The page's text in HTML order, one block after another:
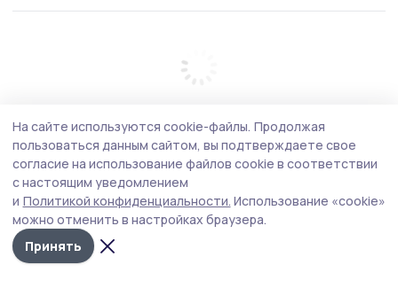
На сайте используются cookie-файлы. Продолжая
пользоваться данным сайтом, вы подтверждаете свое
согласие на использование файлов cookie в соответствии
с настоящим уведомлением
и Политикой конфиденциальности. Использование «cookie»
можно отменить в настройках браузера.
Принять